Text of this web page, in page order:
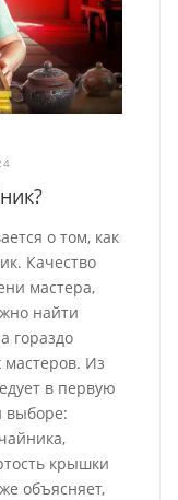
о том, как
Качество
мастера,
найти
гораздо
Из
в первую
выборе:
крышки
объясняет,